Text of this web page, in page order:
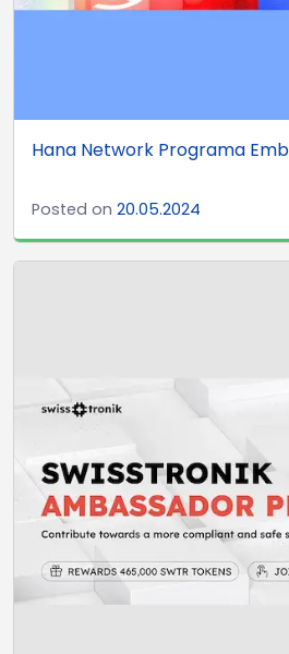
Hana Network Programa
Posted on 20.05.2024